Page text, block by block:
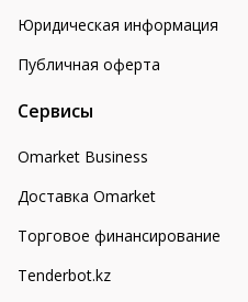
Юридическая информация
Публичная оферта
Сервисы
Omarket Business
Доставка Omarket
Торговое финансирование
Tenderbot.kz